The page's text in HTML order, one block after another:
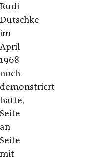
Rudi
Dutschke
im
April
1968
noch
demonstriert
hatte,
Seite
an
Seite
mit